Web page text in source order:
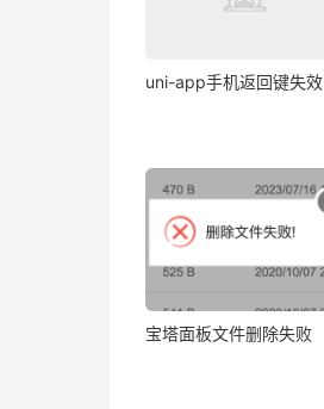
uni-app手机返回键失效
宝塔面板文件删除失败